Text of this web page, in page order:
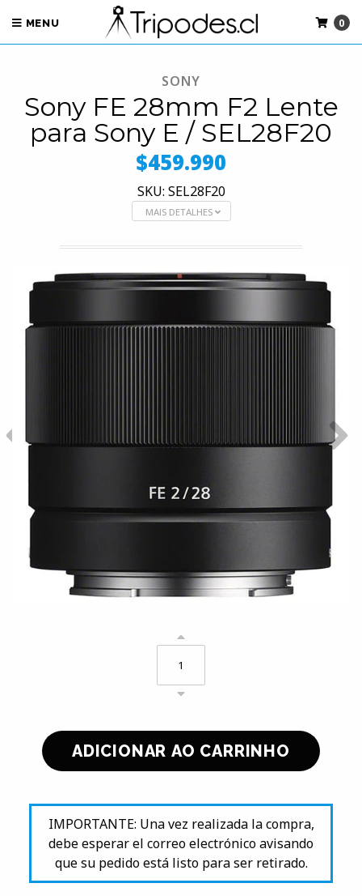
MENU 0
SONY
Sony FE 28mm F2 Lente
para Sony E / SEL28F20
$459.990
SKU: SEL28F20
MAIS DETALHES
IMPORTANTE: Una vez realizada la compra,
debe esperar el correo electrónico avisando
que su pedido está listo para ser retirado.